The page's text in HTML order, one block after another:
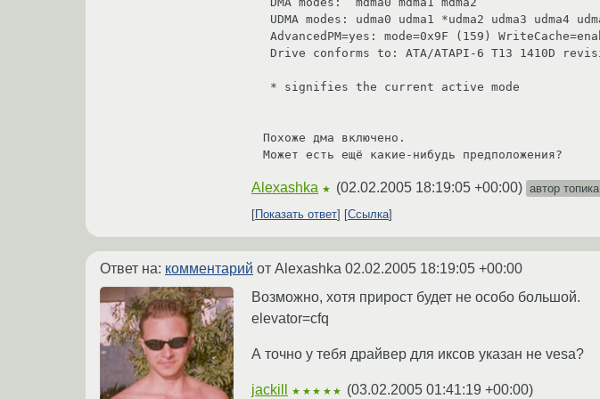
Похоже дма включено.
Может есть ещё какие-нибудь предположения?
Alexashka ★ (02.02.2005 18:19:05 +00:00) автор топика
Показать ответ
Ссылка
Ответ на: комментарий от Alexashka 02.02.2005 18:19:05 +00:00
Возможно, хотя прирост будет не особо большой.
elevator=cfq
А точно у тебя драйвер для иксов указан не vesa?
jackill ★★★★★ (03.02.2005 01:41:19 +00:00)